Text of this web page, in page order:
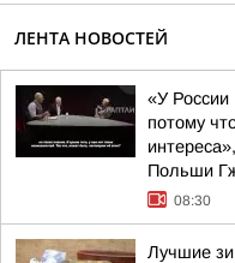
ЛЕНТА НОВОСТЕЙ
«У
потому
Польши
08:30
Лучшие